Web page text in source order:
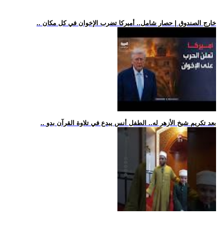
.. خارج الصندوق | حصار شامل.. أميركا تضرب الإخوان في كل مكان
.. بعد تكريم شيخ الأزهر له.. الطفل أنس يبدع في تلاوة القرآن بدو